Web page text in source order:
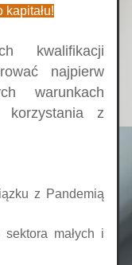
kapitału!
kwalifikacji
najpierw
warunkach
korzystania z
z Pandemią
małych i